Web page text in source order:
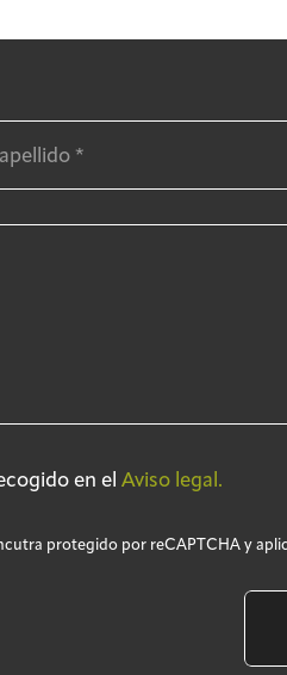
en elAviso legal.
protegido por reCAPTCHA y